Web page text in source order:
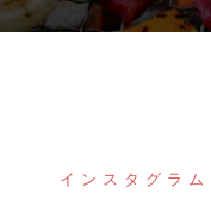
インスタグラム